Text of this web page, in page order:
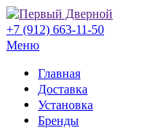
+7 (912) 663-11-50
Меню
Главная
Доставка
Установка
Бренды